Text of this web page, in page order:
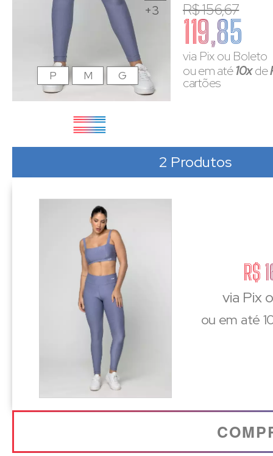
+3 R$ 156,67
119,85
via Pix ou Boleto
ou em até10xde
cartões
P M G
2 Produtos
R$
via Pix
ou em até